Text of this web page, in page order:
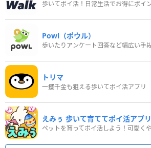
Powl（ポウル）
トリマ
一攫千金も狙える歩いてポイ活アプリ
えみぅ 歩いて育ててポイ活アプリ